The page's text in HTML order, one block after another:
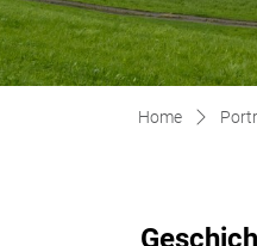
Home